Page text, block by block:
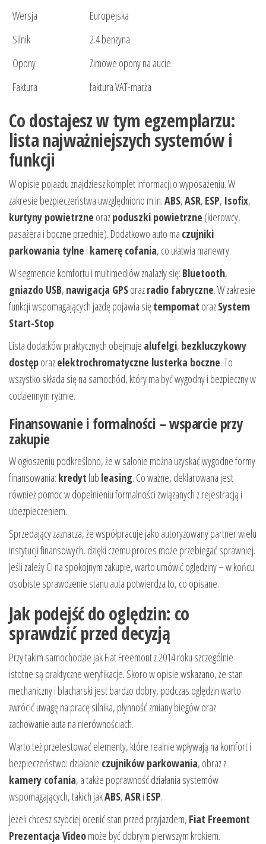
Wersja
Europejska
Silnik
2.4 benzyna
Opony
Zimowe opony na aucie
Faktura
faktura VAT-marża
Co dostajesz w tym egzemplarzu:
lista najważniejszych systemów i
funkcji
W opisie pojazdu znajdziesz komplet informacji o wyposażeniu. W
zakresie bezpieczeństwa uwzględniono m.in.ABS,ASR, ESP, Isofix,
kurtyny powietrzne orazpoduszki powietrzne (kierowcy,
pasażera i boczne przednie). Dodatkowo auto ma czujniki
parkowania tylne i kamerę cofania, co ułatwia manewry.
W segmencie komfortu i multimediów znalazły się: Bluetooth,
gniazdo USB, nawigacja GPSorazradio fabryczne. W zakresie
funkcji wspomagających jazdę pojawia siętempomat orazSystem
Start-Stop.
Lista dodatków praktycznych obejmuje alufelgi, bezkluczykowy
dostęporazelektrochromatyczne lusterka boczne. To
wszystko składa się na samochód, który ma być wygodny i bezpieczny w
codziennym rytmie.
Finansowanie i formalności – wsparcie przy
zakupie
W ogłoszeniu podkreślono, że w salonie można uzyskać wygodne formy
finansowania: kredyt lub leasing. Co ważne, deklarowana jest
również pomoc w dopełnieniu formalności związanych z rejestracją i
ubezpieczeniem.
Sprzedający zaznacza, że współpracuje jako autoryzowany partner wielu
instytucji finansowych, dzięki czemu proces może przebiegać sprawniej.
Jeśli zależy Ci na spokojnym zakupie, warto umówić oględziny – w końcu
osobiste sprawdzenie stanu auta potwierdza to, co opisane.
Jak podejść do oględzin: co
sprawdzić przed decyzją
Przy takim samochodzie jak Fiat Freemont z 2014 roku szczególnie
istotne są praktyczne weryfikacje. Skoro w opisie wskazano, że stan
mechaniczny i blacharski jest bardzo dobry, podczas oględzin warto
zwrócić uwagę na pracę silnika, płynność zmiany biegów oraz
zachowanie auta na nierównościach.
Warto też przetestować elementy, które realnie wpływają na komfort i
bezpieczeństwo: działanie czujników parkowania, obraz z
kamery cofania, a także poprawność działania systemów
wspomagających, takich jakABS,ASRi ESP.
Jeżeli chcesz szybciej ocenić stan przed przyjazdem, Fiat Freemont
Prezentacja Videomoże być dobrym pierwszym krokiem.